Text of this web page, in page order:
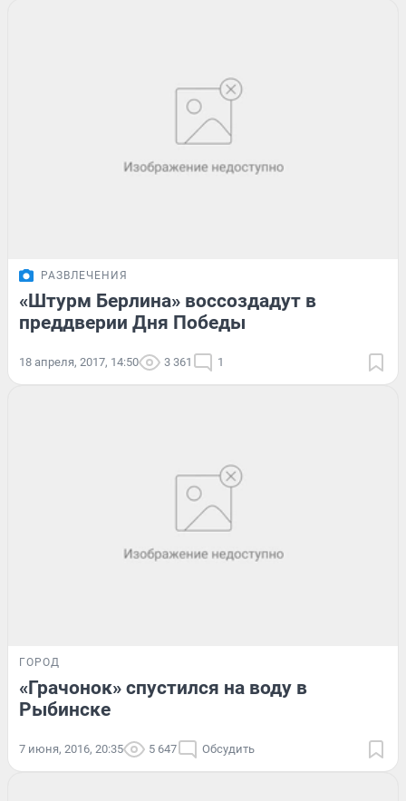
РАЗВЛЕЧЕНИЯ
«Штурм Берлина» воссоздадут в
преддверии Дня Победы
18 апреля, 2017, 14:50 3 361 1
ГОРОД
«Грачонок» спустился на воду в
Рыбинске
7 июня, 2016, 20:35 5 647 Обсудить